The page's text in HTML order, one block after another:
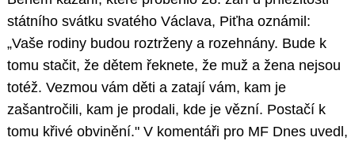
státního svátku svatého Václava, Piťha oznámil:
„Vaše rodiny budou roztrženy a rozehnány. Bude k
tomu stačit, že dětem řeknete, že muž a žena nejsou
totéž. Vezmou vám děti a zatají vám, kam je
zašantročili, kam je prodali, kde je vězní. Postačí k
tomu křivé obvinění." V komentáři pro MF Dnes uvedl,